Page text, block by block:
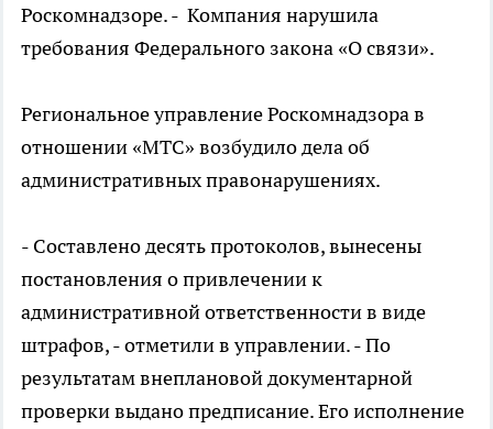
Роскомнадзоре. - Компания нарушила
требования Федерального закона «О связи».
Региональное управление Роскомнадзора в
отношении «МТС» возбудило дела об
административных правонарушениях.
- Составлено десять протоколов, вынесены
постановления о привлечении к
административной ответственности в виде
штрафов, - отметили в управлении. - По
результатам внеплановой документарной
проверки выдано предписание. Его исполнение